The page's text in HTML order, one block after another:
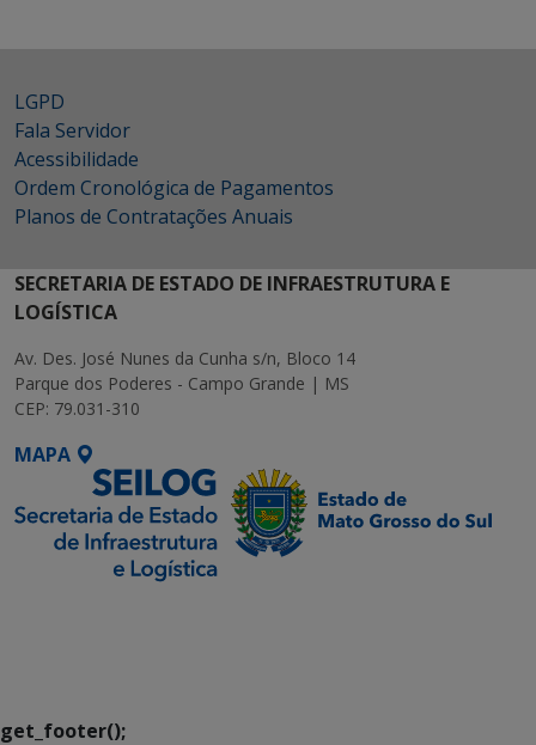
LGPD
Fala Servidor
Acessibilidade
Ordem Cronológica de Pagamentos
Planos de Contratações Anuais
SECRETARIA DE ESTADO DE INFRAESTRUTURA E
LOGÍSTICA
Av. Des. José Nunes da Cunha s/n, Bloco 14
Parque dos Poderes - Campo Grande | MS
CEP: 79.031-310
MAPA
get_footer();